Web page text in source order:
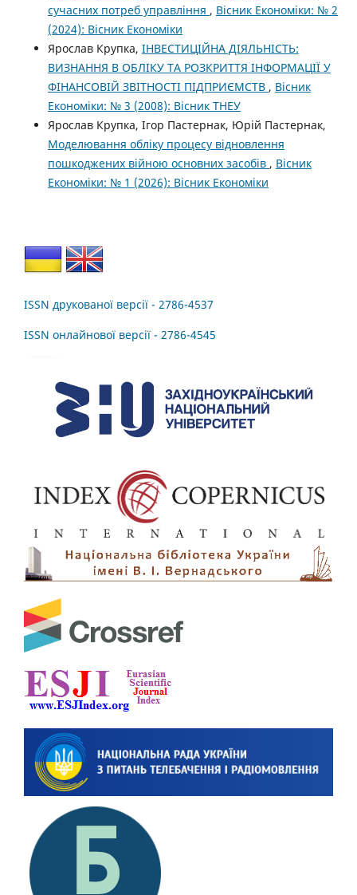
сучасних потреб управління , Вісник Економіки: № 2
(2024): Вісник Економіки
Ярослав Крупка, ІНВЕСТИЦІЙНА ДІЯЛЬНІСТЬ:
ВИЗНАННЯ В ОБЛІКУ ТА РОЗКРИТТЯ ІНФОРМАЦІЇ У
ФІНАНСОВІЙ ЗВІТНОСТІ ПІДПРИЄМСТВ , Вісник
Економіки: № 3 (2008): Вісник ТНЕУ
Ярослав Крупка, Ігор Пастернак, Юрій Пастернак,
Моделювання обліку процесу відновлення
пошкоджених війною основних засобів , Вісник
Економіки: № 1 (2026): Вісник Економіки
ISSN друкованої версії - 2786-4537
ISSN онлайнової версії - 2786-4545